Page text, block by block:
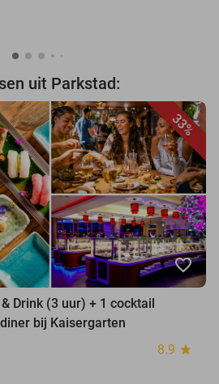
uit Parkstad:
33%
favorite_border
Drink (3 uur) + 1 cocktail
bij Kaisergarten
8.9 star